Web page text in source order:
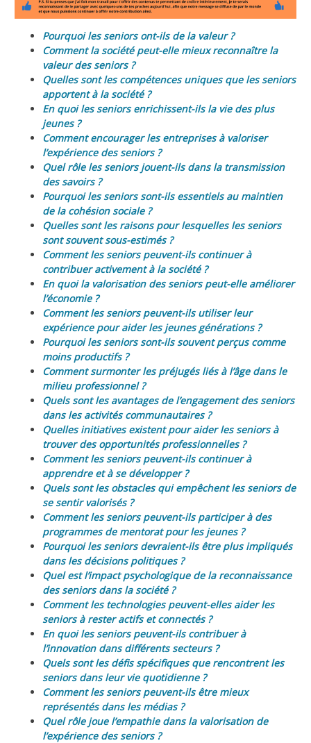
Pourquoi les seniors ont-ils de la valeur ?
Comment la société peut-elle mieux reconnaître la
valeur des seniors ?
Quelles sont les compétences uniques que les seniors
apportent à la société ?
En quoi les seniors enrichissent-ils la vie des plus
jeunes ?
Comment encourager les entreprises à valoriser
l’expérience des seniors ?
Quel rôle les seniors jouent-ils dans la transmission
des savoirs ?
Pourquoi les seniors sont-ils essentiels au maintien
de la cohésion sociale ?
Quelles sont les raisons pour lesquelles les seniors
sont souvent sous-estimés ?
Comment les seniors peuvent-ils continuer à
contribuer activement à la société ?
En quoi la valorisation des seniors peut-elle améliorer
l’économie ?
Comment les seniors peuvent-ils utiliser leur
expérience pour aider les jeunes générations ?
Pourquoi les seniors sont-ils souvent perçus comme
moins productifs ?
Comment surmonter les préjugés liés à l’âge dans le
milieu professionnel ?
Quels sont les avantages de l’engagement des seniors
dans les activités communautaires ?
Quelles initiatives existent pour aider les seniors à
trouver des opportunités professionnelles ?
Comment les seniors peuvent-ils continuer à
apprendre et à se développer ?
Quels sont les obstacles qui empêchent les seniors de
se sentir valorisés ?
Comment les seniors peuvent-ils participer à des
programmes de mentorat pour les jeunes ?
Pourquoi les seniors devraient-ils être plus impliqués
dans les décisions politiques ?
Quel est l’impact psychologique de la reconnaissance
des seniors dans la société ?
Comment les technologies peuvent-elles aider les
seniors à rester actifs et connectés ?
En quoi les seniors peuvent-ils contribuer à
l’innovation dans différents secteurs ?
Quels sont les défis spécifiques que rencontrent les
seniors dans leur vie quotidienne ?
Comment les seniors peuvent-ils être mieux
représentés dans les médias ?
Quel rôle joue l’empathie dans la valorisation de
l’expérience des seniors ?